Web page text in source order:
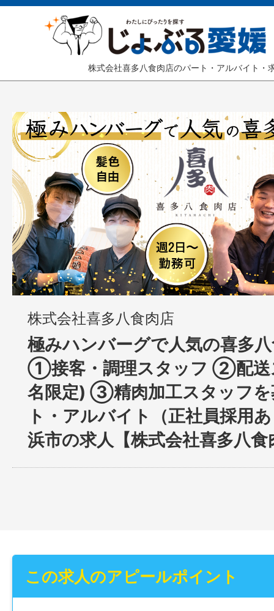
株式会社喜多八食肉店のパート・アルバイト・
株式会社喜多八食肉店
極みハンバーグで人気の喜多
①接客・調理スタッフ ②配送
名限定) ③精肉加工スタッフを
ト・アルバイト（正社員採用
浜市の求人【株式会社喜多八食
この求人のアピールポイント